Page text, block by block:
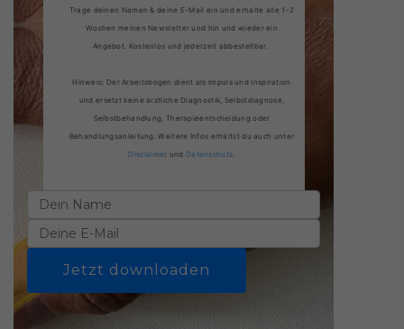
Trage deinen Namen & deine E-Mail ein und erhalte alle 1-2
Wochen meinen Newsletter und hin und wieder ein
Angebot. Kostenlos und jederzeit abbestellbar.
Hinweis: Der Arbeitsbogen dient als Impuls und Inspiration
und ersetzt keine ärztliche Diagnostik, Selbstdiagnose,
Selbstbehandlung, Therapieentscheidung oder
Behandlungsanleitung. Weitere Infos erhältst du auch unter
Disclaimer und Datenschutz
Jetzt downloaden